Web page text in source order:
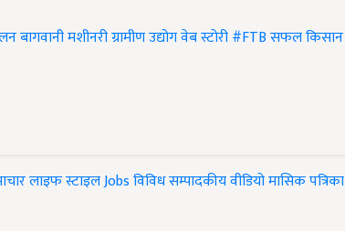
बागवानीमशीनरीग्रामीण उद्योगवेब स्टोरी#FTBसफल किसान
लाइफ स्टाइलJobsविविधसम्पादकीयवीडियोमासिक पत्रिका